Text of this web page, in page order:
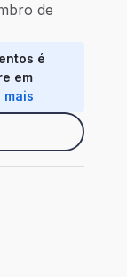
de
é
em
mais